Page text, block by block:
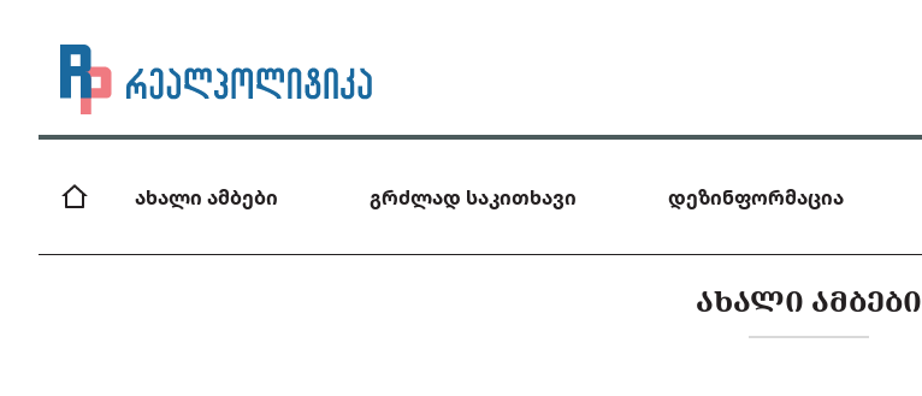
ახალი ამბები გრძლად საკითხავი დეზინფორმაცია
ᲐᲮᲐᲚᲘ ᲐᲛᲑᲔᲑᲘ